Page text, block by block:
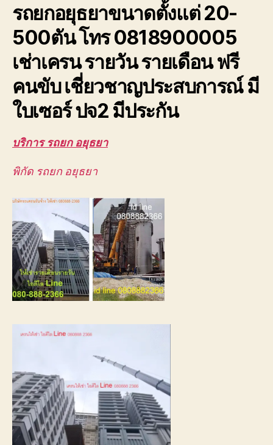
ชิ้น
งาน
บางปะอิน
วังน้อย
โรจ
0888000456
รถยกอยุธยาขนาดตั้งแต่ 20-
500ตัน โทร 0818900005
เช่าเครน รายวัน รายเดือน ฟรี
คนขับ เชี่ยวชาญประสบการณ์ มี
ใบเซอร์ ปจ2 มีประกัน
บริการ รถยก อยุธยา
พิกัด รถยก อยุธยา